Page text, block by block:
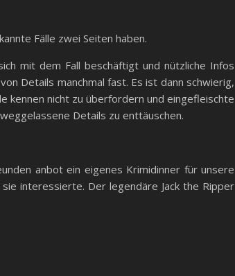
Fälle zwei Seiten haben.
mit dem Fall beschäftigt und nützliche Infos
Details manchmal fast. Es ist dann schwierig,
kennen nicht zu überfordern und eingefleischte
Details zu enttäuschen.
anbot ein eigenes Krimidinner für unsere
interessierte. Der legendäre Jack the Ripper